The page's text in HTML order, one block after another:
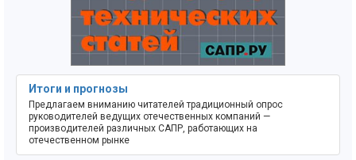
Итоги и прогнозы
Предлагаем вниманию читателей традиционный опрос
руководителей ведущих отечественных компаний —
производителей различных САПР, работающих на
отечественном рынке